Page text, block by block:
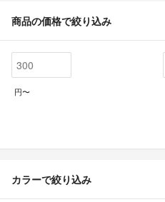
商品の価格で絞り込み
円〜
カラーで絞り込み